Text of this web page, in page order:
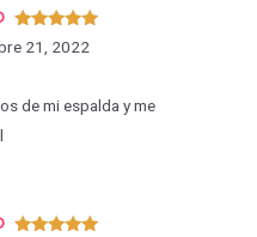
Valorado
con 5de 5
21, 2022
de mi espalda y me